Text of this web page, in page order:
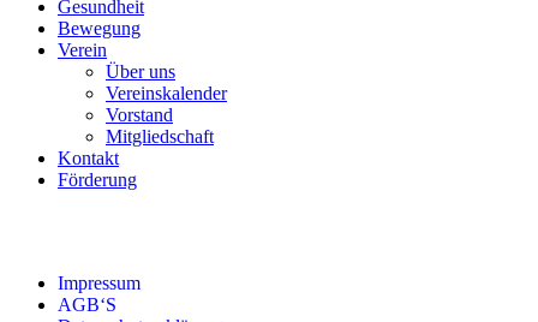
Gesund­heit
Bewe­gung
Ver­ein
Über uns
Ver­einska­len­der
Vor­stand
Mit­glied­schaft
Kon­takt
För­de­rung
Impres­sum
AGB‘S